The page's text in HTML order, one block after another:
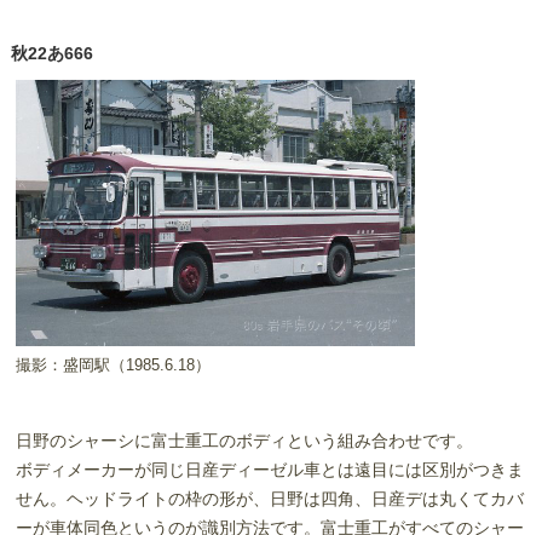
秋22あ666
撮影：盛岡駅（1985.6.18）
日野のシャーシに富士重工のボディという組み合わせです。
ボディメーカーが同じ日産ディーゼル車とは遠目には区別がつきま
せん。ヘッドライトの枠の形が、日野は四角、日産デは丸くてカバ
ーが車体同色というのが識別方法です。富士重工がすべてのシャー